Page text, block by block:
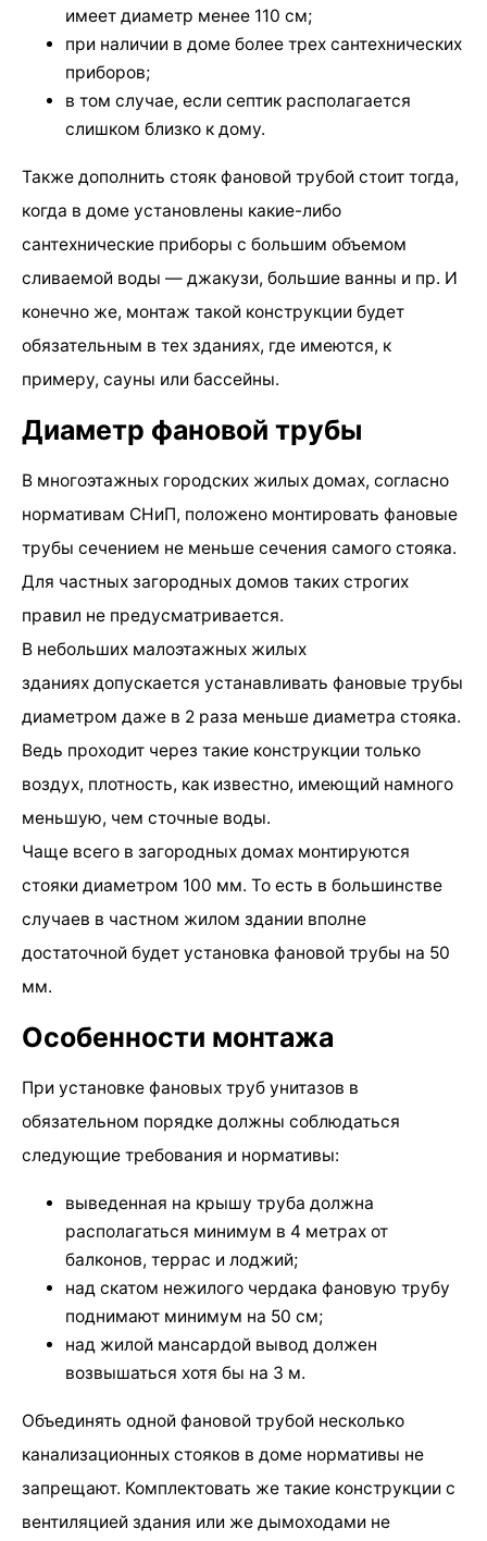
имеет диаметр менее 110 см;
при наличии в доме более трех сантехнических
приборов;
в том случае, если септик располагается
слишком близко к дому.
Также дополнить стояк фановой трубой стоит тогда,
когда в доме установлены какие-либо
сантехнические приборы с большим объемом
сливаемой воды — джакузи, большие ванны и пр. И
конечно же, монтаж такой конструкции будет
обязательным в тех зданиях, где имеются, к
примеру, сауны или бассейны.
Диаметр фановой трубы
В многоэтажных городских жилых домах, согласно
нормативам СНиП, положено монтировать фановые
трубы сечением не меньше сечения самого стояка.
Для частных загородных домов таких строгих
правил не предусматривается.
В небольших малоэтажных жилых
зданиях допускается устанавливать фановые трубы
диаметром даже в 2 раза меньше диаметра стояка.
Ведь проходит через такие конструкции только
воздух, плотность, как известно, имеющий намного
меньшую, чем сточные воды.
Чаще всего в загородных домах монтируются
стояки диаметром 100 мм. То есть в большинстве
случаев в частном жилом здании вполне
достаточной будет установка фановой трубы на 50
мм.
Особенности монтажа
При установке фановых труб унитазов в
обязательном порядке должны соблюдаться
следующие требования и нормативы:
выведенная на крышу труба должна
располагаться минимум в 4 метрах от
балконов, террас и лоджий;
над скатом нежилого чердака фановую трубу
поднимают минимум на 50 см;
над жилой мансардой вывод должен
возвышаться хотя бы на 3 м.
Объединять одной фановой трубой несколько
канализационных стояков в доме нормативы не
запрещают. Комплектовать же такие конструкции с
вентиляцией здания или же дымоходами не